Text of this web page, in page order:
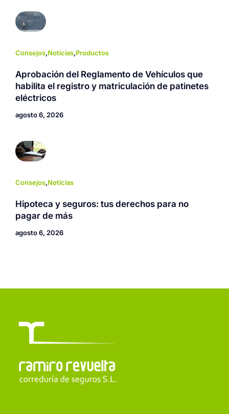
Consejos,Noticias,Productos
Aprobación del Reglamento de Vehículos que
habilita el registro y matriculación de patinetes
eléctricos
agosto 6, 2026
Consejos,Noticias
Hipoteca y seguros: tus derechos para no
pagar de más
agosto 6, 2026